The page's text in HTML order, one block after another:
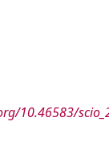
10.46583/